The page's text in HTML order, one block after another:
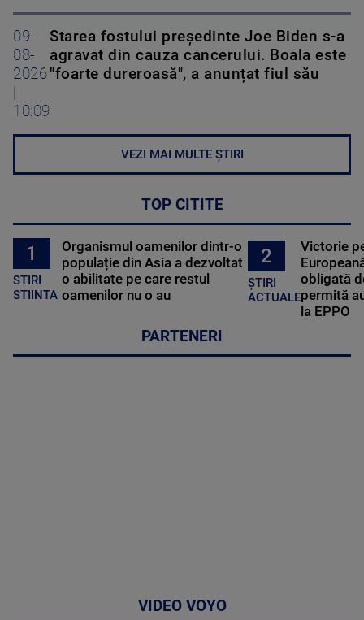
09-
08-
2026
10:09
Starea fostului președinte Joe Biden s-a
agravat din cauza cancerului. Boala este
"foarte dureroasă", a anunțat fiul său
VEZI MAI MULTE ȘTIRI
TOP CITITE
1
STIRI
STIINTA
Organismul oamenilor dintr-o
populație din Asia a dezvoltat
o abilitate pe care restul
oamenilor nu o au
2
ȘTIRI
ACTUALE
Victorie
obligată
permită
la EPPO
PARTENERI
VIDEO VOYO